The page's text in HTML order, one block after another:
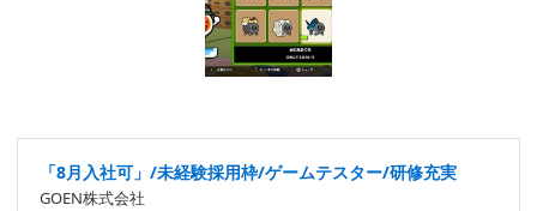
「8月入社可」/未経験採用枠/ゲームテスター/研修充実
GOEN株式会社